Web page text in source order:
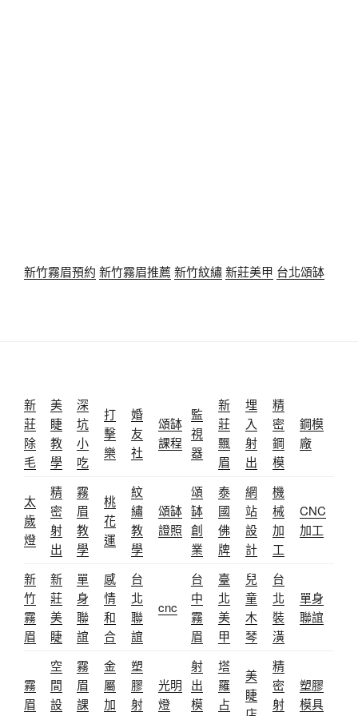
新竹霧眉預約 新竹霧眉推薦 新竹紋繡新莊美甲 台北頌缽
新
莊
除
毛
美
睫
教
學
深
坑
小
吃
打
擊
樂
婚
友
社
頌缽
課程
監
視
器
新
莊
飄
眉
埋
入
射
出
精
密
鋼
模
鋼模
廠
太
歲
燈
精
密
射
出
霧
眉
教
學
桃
花
運
紋
繡
教
學
頌缽
證照
頌
缽
創
業
泰
國
佛
牌
網
站
設
計
機
械
加
工
CNC
加工
新
竹
霧
眉
新
莊
美
睫
單
身
聯
誼
感
情
和
合
台
北
聯
誼
cnc
台
中
霧
眉
臺
北
美
甲
兒
童
木
琴
台
北
裝
潢
單身
聯誼
霧
眉
空
間
設
霧
眉
課
金
屬
加
塑
膠
射
光明
燈
射
出
模
塔
羅
占
美
睫
精
密
射
塑膠
模具